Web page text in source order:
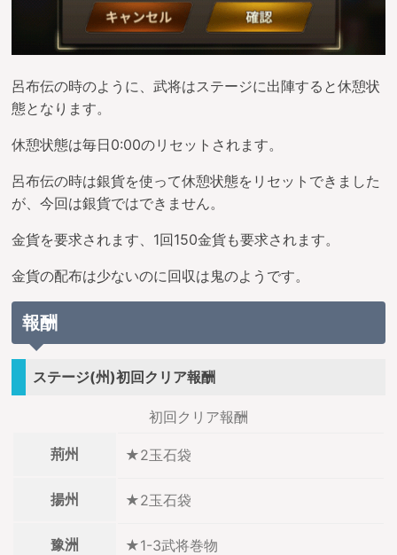
呂布伝の時のように、武将はステージに出陣すると休憩状
態となります。
休憩状態は毎日0:00のリセットされます。
呂布伝の時は銀貨を使って休憩状態をリセットできました
が、今回は銀貨ではできません。
金貨を要求されます、1回150金貨も要求されます。
金貨の配布は少ないのに回収は鬼のようです。
報酬
ステージ(州)初回クリア報酬
初回クリア報酬
荊州 ★2玉石袋
揚州 ★2玉石袋
豫洲 ★1-3武将巻物